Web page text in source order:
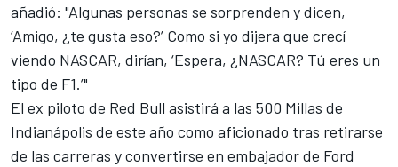
añadió: "Algunas personas se sorprenden y dicen,
‘Amigo, ¿te gusta eso?’ Como si yo dijera que crecí
viendo NASCAR, dirían, ‘Espera, ¿NASCAR? Tú eres un
tipo de F1.’"
El ex piloto de Red Bull asistirá a las 500 Millas de
Indianápolis de este año como aficionado tras retirarse
de las carreras y convertirse en embajador de Ford